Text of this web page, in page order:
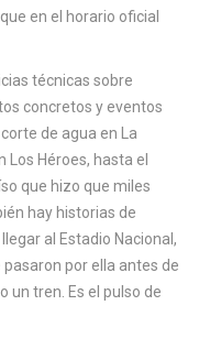
en el horario oficial
técnicas sobre
concretos y eventos
de agua en La
Los Héroes, hasta el
que hizo que miles
hay historias de
al Estadio Nacional,
por ella antes de
un tren. Es el pulso de